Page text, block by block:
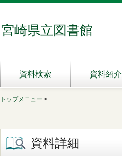
宮崎県立図書館
資料検索 資料紹介
トップメニュー >
資料詳細